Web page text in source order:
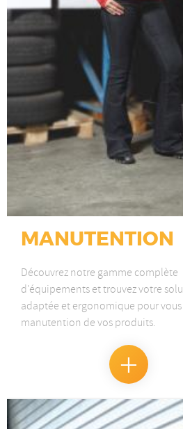
MANUTENTION
Découvrez notre gamme complète
d'équipements et trouvez votre
adaptée et ergonomique pour
manutention de vos produits.
En
savoir